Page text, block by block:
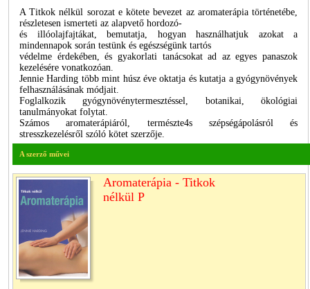
A Titkok nélkül sorozat e kötete bevezet az aromaterápia történetébe,
részletesen ismerteti az alapvető hordozó-
és illóolajfajtákat, bemutatja, hogyan használhatjuk azokat a
mindennapok során testünk és egészségünk tartós
védelme érdekében, és gyakorlati tanácsokat ad az egyes panaszok
kezelésére vonatkozóan.
Jennie Harding több mint húsz éve oktatja és kutatja a gyógynövények
felhasználásának módjait.
Foglalkozik gyógynövénytermesztéssel, botanikai, ökológiai
tanulmányokat folytat.
Számos aromaterápiáról, természte4s szépségápolásról és
stresszkezelésről szóló kötet szerzője.
A szerző művei
Aromaterápia - Titkok
nélkül P